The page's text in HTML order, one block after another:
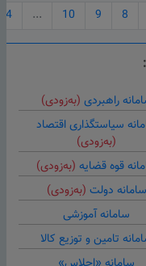
8
9
10
...
14
راهبردی (به‌زودی)
سیاستگذاری اقتصاد
(به‌زودی)
قوه قضایه (به‌زودی)
سامانه دولت (به‌زودی)
سامانه آموزشی
تامین و توزیع کالا